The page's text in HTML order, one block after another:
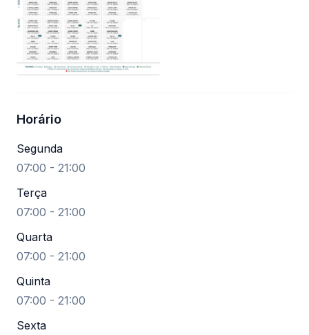
Horário
Segunda
07:00 - 21:00
Terça
07:00 - 21:00
Quarta
07:00 - 21:00
Quinta
07:00 - 21:00
Sexta